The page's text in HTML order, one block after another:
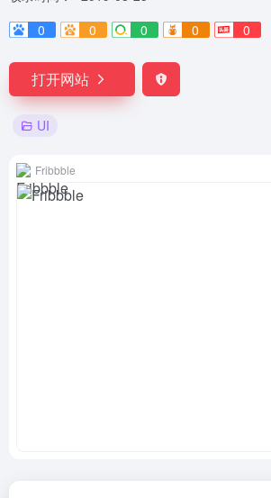
0
0 0 0 0
打开网站
UI
Fribbble